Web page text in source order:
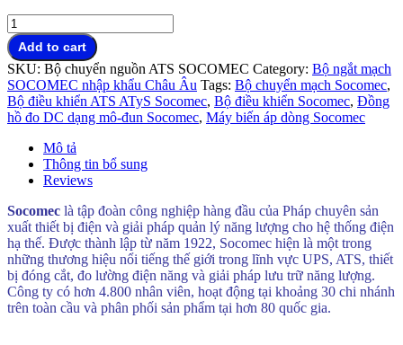
Công
tắc
ngắt
tải
SOCOMEC
đại
lý
Nam
quantity
Add to cart
SKU: Bộ chuyển nguồn ATS SOCOMEC Category: Bộ ngắt mạch
SOCOMEC nhập khẩu Châu Âu Tags: Bộ chuyển mạch Socomec,
Bộ điều khiển ATS ATyS Socomec, Bộ điều khiển Socomec, Đồng
hồ đo DC dạng mô-đun Socomec, Máy biến áp dòng Socomec
Mô tả
Thông tin bổ sung
Reviews
Socomec là tập đoàn công nghiệp hàng đầu của Pháp chuyên sản
xuất thiết bị điện và giải pháp quản lý năng lượng cho hệ thống điện
hạ thế. Được thành lập từ năm 1922, Socomec hiện là một trong
những thương hiệu nổi tiếng thế giới trong lĩnh vực UPS, ATS, thiết
bị đóng cắt, đo lường điện năng và giải pháp lưu trữ năng lượng.
Công ty có hơn 4.800 nhân viên, hoạt động tại khoảng 30 chi nhánh
trên toàn cầu và phân phối sản phẩm tại hơn 80 quốc gia.